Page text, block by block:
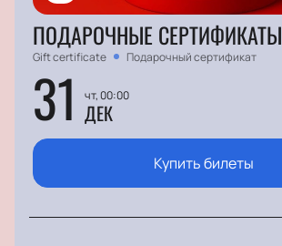
ПОДАРОЧНЫЕ СЕРТИФИКАТЫ
Gift certificate Подарочный сертификат
31 чт, 00:00
ДЕК
Купить билеты